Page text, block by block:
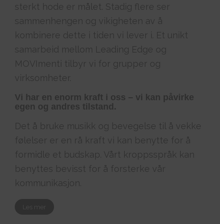
sterkt hode er målet. Stadig flere ser
sammenhengen og vikigheten av å
kombinere dette i tiden vi lever i. Et unikt
samarbeid mellom Leading Edge og
MOVImenti tilbyr vi for grupper og
virksomheter.
Vi har en enorm kraft i oss – vi kan påvirke
egen og andres tilstand.
Det å bruke musikk og bevegelse til å vekke
følelser er en rå kraft vi kan benytte for å
formidle et budskap. Vårt kroppsspråk kan
benyttes bevisst for å forsterke vår
kommunikasjon.
Les mer